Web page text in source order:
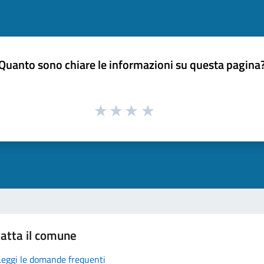
sono chiare le informazioni su questa
il comune
le domande frequenti